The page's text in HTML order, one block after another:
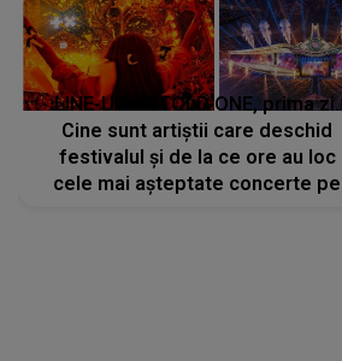
LINE-UP UNTOLD ONE, prima zi.
Cine sunt artiștii care deschid
festivalul și de la ce ore au loc
cele mai așteptate concerte pe